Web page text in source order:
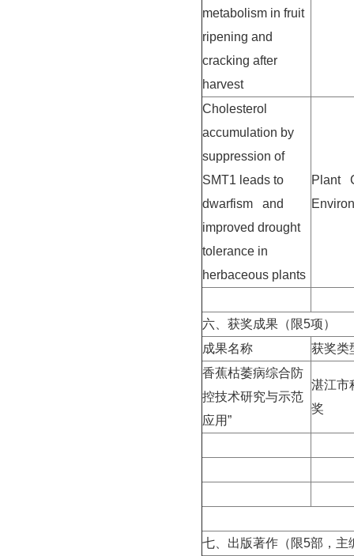
metabolism in fruit
ripening and
cracking after
harvest
Cholesterol
accumulation by
suppression of
SMT1 leads to
dwarfism and
improved drought
tolerance in
herbaceous plants
Plant
六、获奖成果（限5项）
成果名称
获奖类
香蕉枯萎病综合防
控技术研究与示范
应用”
湛江市
奖
七、出版著作（限5部，主